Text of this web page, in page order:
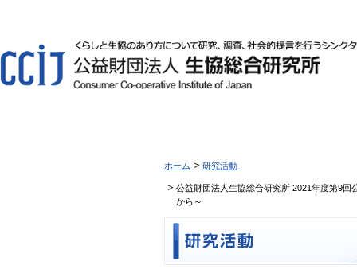
ホーム 研究活動
公益財団法人生協総合研究所 2021年度第9
から～